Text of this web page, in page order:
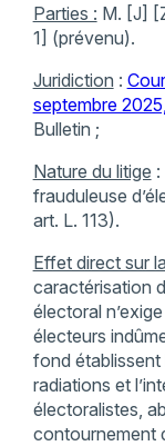
Parties : M. [J]
1] (prévenu).
Juridiction :
septembre
Bulletin ;
Nature du litige
frauduleuse
art. L. 113).
Effet direct sur
caractérisation
électoral
électeurs
fond
radiations et
électoralistes,
contournement